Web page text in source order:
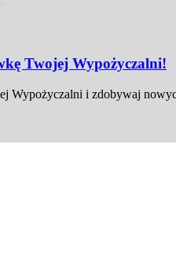
Twojej Wypożyczalni!
Wypożyczalni i zdobywaj